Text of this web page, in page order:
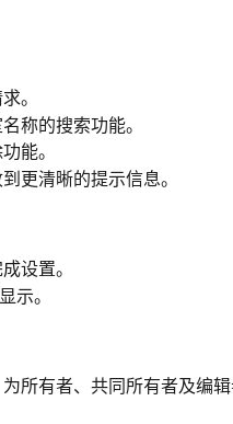
。
称的搜索功能。
能。
更清晰的提示信息。
设置。
示。
所有者、共同所有者及编